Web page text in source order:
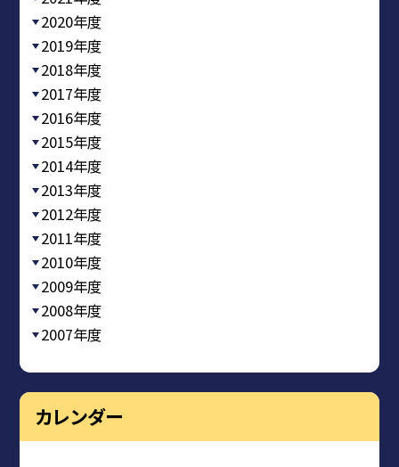
2020年度
2019年度
2018年度
2017年度
2016年度
2015年度
2014年度
2013年度
2012年度
2011年度
2010年度
2009年度
2008年度
2007年度
カレンダー